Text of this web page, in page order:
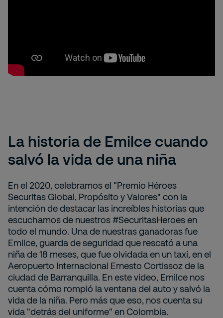
La historia de Emilce cuando
salvó la vida de una niña
En el 2020, celebramos el "Premio Héroes
Securitas Global, Propósito y Valores" con la
intención de destacar las increíbles historias que
escuchamos de nuestros #SecuritasHeroes en
todo el mundo. Una de nuestras ganadoras fue
Emilce, guarda de seguridad que rescató a una
niña de 18 meses, que fue olvidada en un taxi, en el
Aeropuerto Internacional Ernesto Cortissoz de la
ciudad de Barranquilla. En este video, Emilce nos
cuenta cómo rompió la ventana del auto y salvó la
vida de la niña. Pero más que eso, nos cuenta su
vida "detrás del uniforme" en Colombia.